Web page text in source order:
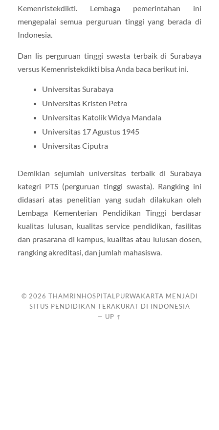
Kemenristekdikti. Lembaga pemerintahan ini
mengepalai semua perguruan tinggi yang berada di
Indonesia.
Dan lis perguruan tinggi swasta terbaik di Surabaya
versus Kemenristekdikti bisa Anda baca berikut ini.
Universitas Surabaya
Universitas Kristen Petra
Universitas Katolik Widya Mandala
Universitas 17 Agustus 1945
Universitas Ciputra
Demikian sejumlah universitas terbaik di Surabaya
kategri PTS (perguruan tinggi swasta). Rangking ini
didasari atas penelitian yang sudah dilakukan oleh
Lembaga Kementerian Pendidikan Tinggi berdasar
kualitas lulusan, kualitas service pendidikan, fasilitas
dan prasarana di kampus, kualitas atau lulusan dosen,
rangking akreditasi, dan jumlah mahasiswa.
© 2026 THAMRINHOSPITALPURWAKARTA MENJADI
SITUS PENDIDIKAN TERAKURAT DI INDONESIA
— UP ↑